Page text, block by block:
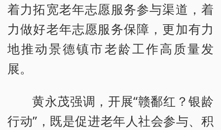
着力拓宽老年志愿服务参与渠道，着
力做好老年志愿服务保障，更加有力
地推动景德镇市老龄工作高质量发
展。
黄永茂强调，开展“赣鄱红？银龄
行动”，既是促进老年人社会参与、积